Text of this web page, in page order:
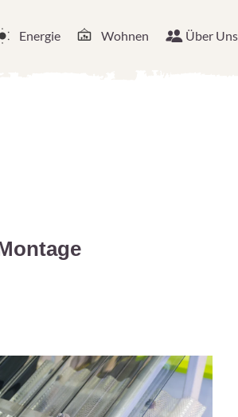
Energie Wohnen Über Uns